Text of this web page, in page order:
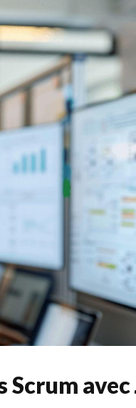
avec